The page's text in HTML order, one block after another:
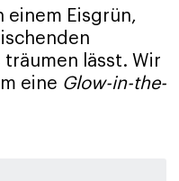
einem Eisgrün,
träumen lässt. Wir
eine Glow-in-the-